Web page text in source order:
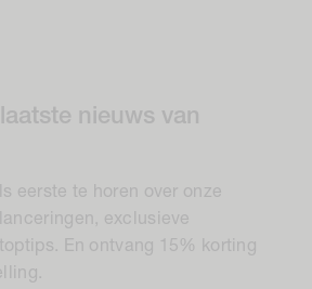
nieuws van
eerste te horen over onze
exclusieve
En ontvang 15% korting